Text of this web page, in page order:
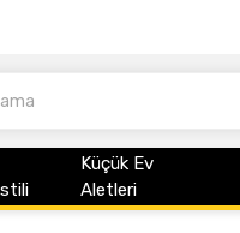
Küçük Ev
Aletleri